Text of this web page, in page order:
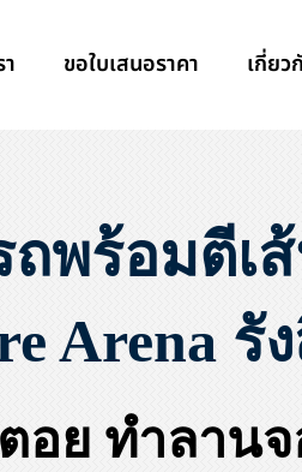
ขอใบเสนอราคา เกี่ยว
พร้อมตีเ
Arena รั
อย ทำลาน